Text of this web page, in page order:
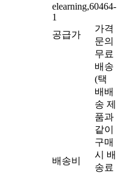
elearning,60464-
1
공급가
가격
문의
배송비
무료
배송
(택
배배
송 제
품과
같이
구매
시 배
송료